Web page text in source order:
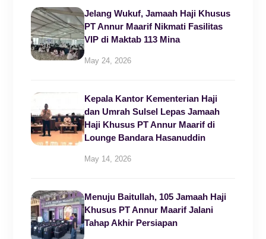
Jelang Wukuf, Jamaah Haji Khusus
PT Annur Maarif Nikmati Fasilitas
VIP di Maktab 113 Mina
May 24, 2026
Kepala Kantor Kementerian Haji
dan Umrah Sulsel Lepas Jamaah
Haji Khusus PT Annur Maarif di
Lounge Bandara Hasanuddin
May 14, 2026
Menuju Baitullah, 105 Jamaah Haji
Khusus PT Annur Maarif Jalani
Tahap Akhir Persiapan